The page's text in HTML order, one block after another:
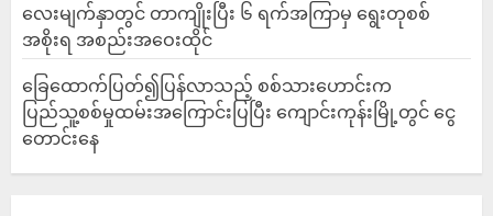
လေးမျက်နှာတွင် တာကျိုးပြီး ၆ ရက်အကြာမှ ရွေးတုစစ်
အစိုးရ အစည်းအဝေးထိုင်
ခြေထောက်ပြတ်၍ပြန်လာသည့် စစ်သားဟောင်းက
ပြည်သူ့စစ်မှုထမ်းအကြောင်းပြပြီး ကျောင်းကုန်းမြို့တွင် ငွေ
တောင်းနေ